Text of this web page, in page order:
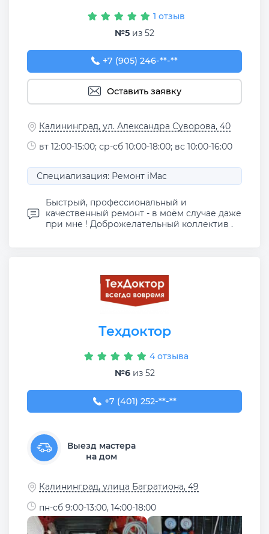
1 отзыв
№5 из 52
+7 (905) 246-64-36
+7 (905) 246-**-**
Оставить заявку
Калининград, ул. Александра Суворова, 40
вт 12:00-15:00; ср-сб 10:00-18:00; вс 10:00-16:00
Специализация: Ремонт iMac
Быстрый, профессиональный и
качественный ремонт - в моём случае даже
при мне ! Доброжелательный коллектив .
Техдоктор
4 отзыва
№6из 52
+7 (401) 252-52-88
+7 (401) 252-**-**
Выезд мастера
на дом
Калининград, улица Багратиона, 49
пн-сб 9:00-13:00, 14:00-18:00